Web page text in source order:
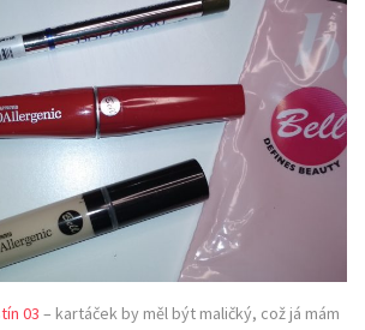
03 – kartáček by měl být maličký, což já mám